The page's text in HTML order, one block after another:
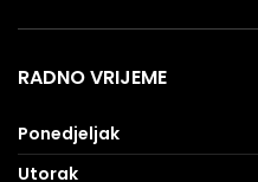
RADNO VRIJEME
Ponedjeljak
Utorak